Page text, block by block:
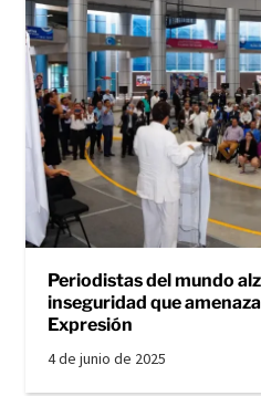
Periodistas del mundo
inseguridad que
Expresión
4 de junio de 2025